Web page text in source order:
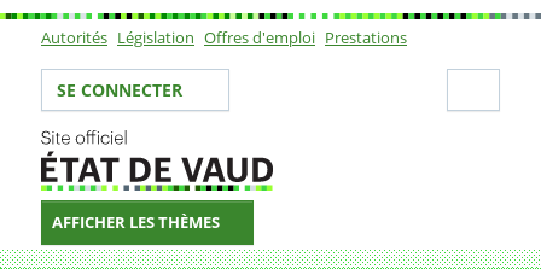
Sous-navigation
Autorités Législation Offres d'emploi Prestations
Votre identité
SE CONNECTER
AFFICHER LES THÈMES